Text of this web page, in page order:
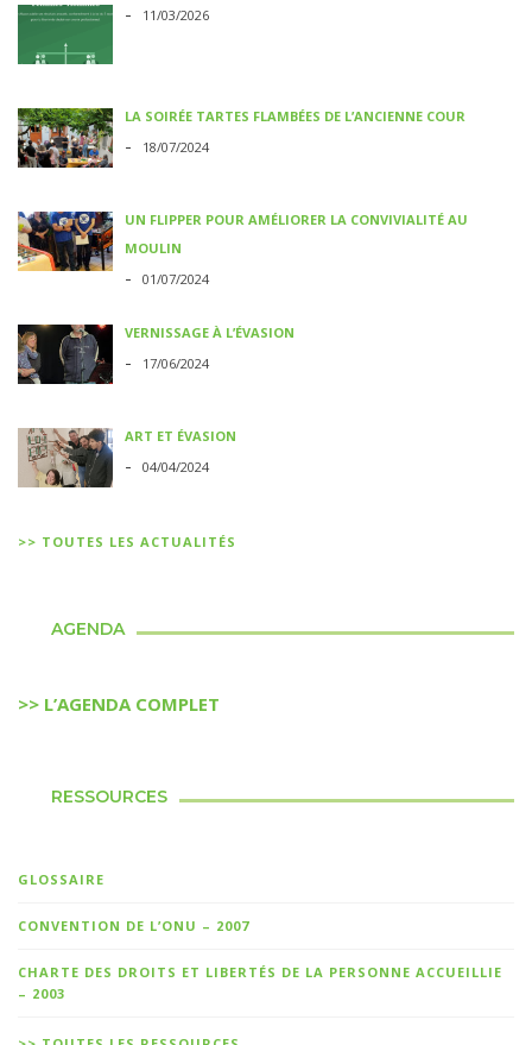
- 11/03/2026
LA SOIRÉE TARTES FLAMBÉES DE L’ANCIENNE COUR
- 18/07/2024
UN FLIPPER POUR AMÉLIORER LA CONVIVIALITÉ AU
MOULIN
- 01/07/2024
VERNISSAGE À L’ÉVASION
- 17/06/2024
ART ET ÉVASION
- 04/04/2024
>> TOUTES LES ACTUALITÉS
AGENDA
>> L’AGENDA COMPLET
RESSOURCES
GLOSSAIRE
CONVENTION DE L’ONU – 2007
CHARTE DES DROITS ET LIBERTÉS DE LA PERSONNE ACCUEILLIE
– 2003